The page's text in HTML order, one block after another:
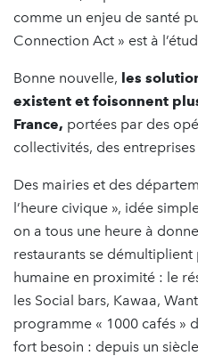
comme un enjeu de santé
Connection Act » est à
Bonne nouvelle, les
existent et foisonnent
France, portées par des
collectivités, des
Des mairies et des
l’heure civique », idée
on a tous une heure à
restaurants se
humaine en proximité : le
les Social bars, Kawaa,
programme « 1000 cafés »
fort besoin : depuis un